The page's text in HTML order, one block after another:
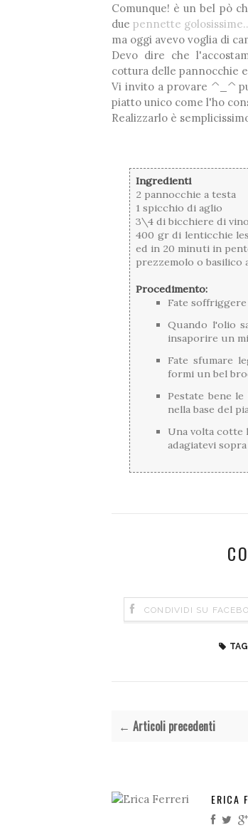
Comunque! è un bel pò
due pennette
ma oggi avevo voglia di
Devo dire che
cottura delle pannocchie
Vi invito a provare ^_^
piatto unico come l'ho
Realizzarlo è
Ingredienti
2 pannocchie a testa
1 spicchio di aglio
3\4 di bicchiere di
400 gr di lenticchie
ed in 20 minuti in
prezzemolo o basilico
Procedimento:
Fate
Quando l'olio
insaporire un
Fate sfumare
formi un bel
Pestate bene
nella base del
Una volta
adagiatevi
CONDIVIDI SU
← Articoli precedenti
ERICA